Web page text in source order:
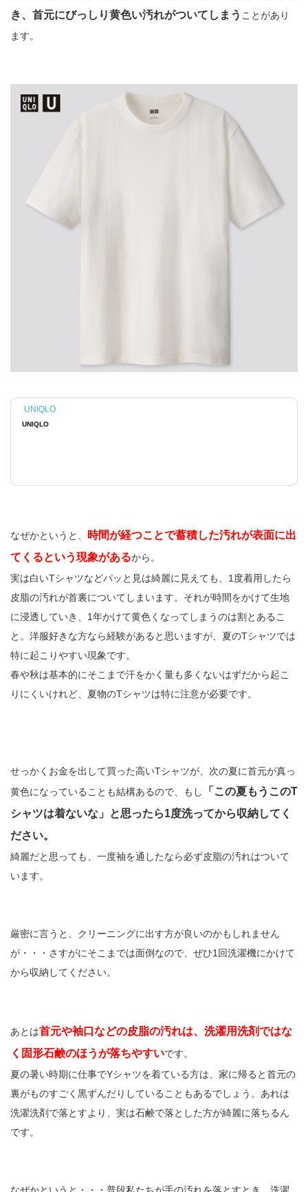
き、首元にびっしり黄色い汚れがついてしまう ことがあり
ます。
UNIQLO
UNIQLO
なぜかというと、
時間が経つことで蓄積した汚れが表面に出
てくるという現象があるから。
実は白いTシャツなどパッと見は綺麗に見えても、1度着用したら
皮脂の汚れが首裏についてしまいます。それが時間をかけて生地
に浸透していき、1年かけて黄色くなってしまうのは割とあるこ
と。洋服好きな方なら経験があると思いますが、夏のTシャツでは
特に起こりやすい現象です。
春や秋は基本的にそこまで汗をかく量も多くないはずだから起こ
りにくいけれど、夏物のTシャツは特に注意が必要です。
せっかくお金を出して買った高いTシャツが、次の夏に首元が真っ
黄色になっていることも結構あるので、もし
「この夏もうこのT
シャツは着ないな」と思ったら1度洗ってから収納してく
ださい。
綺麗だと思っても、一度袖を通したなら必ず皮脂の汚れはついて
います。
厳密に言うと、クリーニングに出す方が良いのかもしれません
が・・・さすがにそこまでは面倒なので、ぜひ1回洗濯機にかけて
から収納してください。
あとは首元や袖口などの皮脂の汚れは、洗濯用洗剤ではな
く固形石鹸のほうが落ちやすいです。
夏の暑い時期に仕事でYシャツを着ている方は、家に帰ると首元の
裏がものすごく黒ずんだりしていることもあるでしょう。あれは
洗濯洗剤で落とすより、実は石鹸で落とした方が綺麗に落ちるん
です。